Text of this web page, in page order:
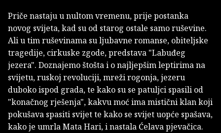
Priče nastaju u nultom vremenu, prije postanka
novog svijeta, kad su od starog ostale samo ruševine.
Ali u tim ruševinama su ljubavne romanse, obiteljske
tragedije, cirkuske zgode, predstava "Labuđeg
jezera". Doznajemo štošta i o najljepšim leptirima na
svijetu, ruskoj revoluciji, mreži rogonja, jezeru
duboko ispod grada, te kako su se patuljci spasili od
"konačnog rješenja", kakvu moć ima mistični klan koji
pokušava spasiti svijet te kako se svijet uopće spašava,
kako je umrla Mata Hari, i nastala Ćelava pjevačica.